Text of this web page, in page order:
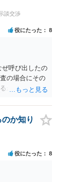
談交渉
役にたった 8
呼び出したの
の場合にその
からです。 ・
痴漢をやって
狼狽える必要
か知り
役にたった 8